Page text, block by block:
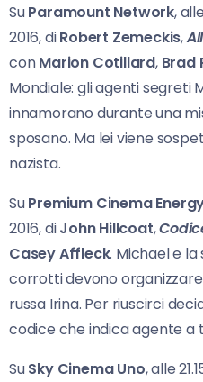
SuParamount Network,
2016, diRobert Zemeckis,
conMarion Cotillard, Brad
Mondiale: gli agenti segreti
innamorano durante una
sposano. Ma lei viene
nazista.
SuPremium Cinema
2016, diJohn Hillcoat,
Casey Affleck. Michael e
corrotti devono
russa Irina. Per riuscirci
codice che indica agente a
SuSky Cinema Uno, alle